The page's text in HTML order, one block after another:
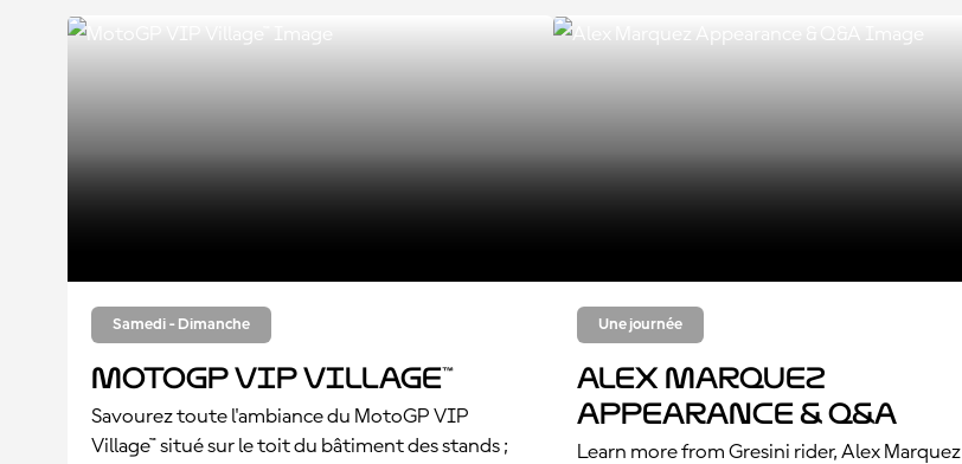
Samedi - Dimanche
MotoGP VIP Village™
Savourez toute l'ambiance du MotoGP VIP
Village™ situé sur le toit du bâtiment des stands ;
Une journée
Alex Marquez
Appearance & Q&A
Learn more from Gresini rider, Alex Marquez